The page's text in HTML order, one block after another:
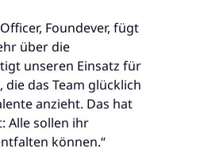
Foundever, fügt
über die
unseren Einsatz für
das Team glücklich
anzieht. Das hat
Alle sollen ihr
können.“